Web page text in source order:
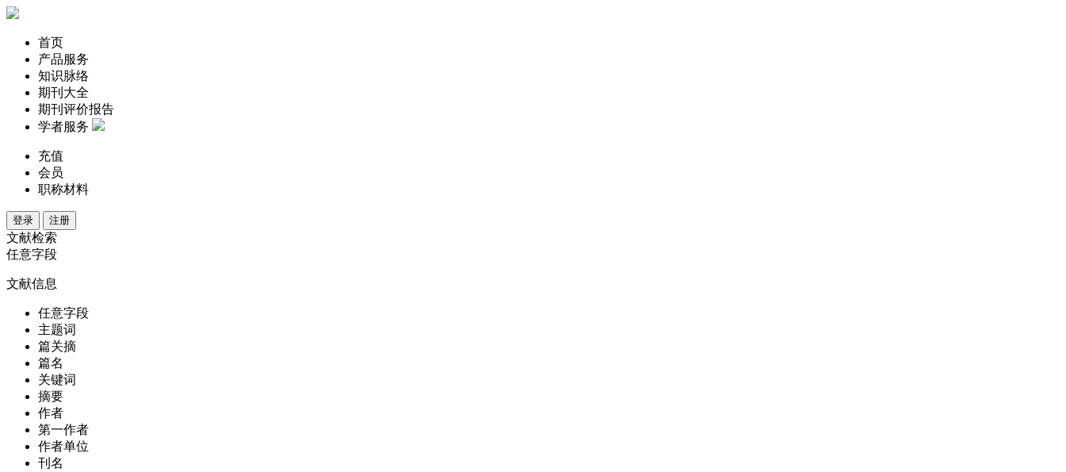
首页
产品服务
知识脉络
期刊大全
期刊评价报告
学者服务
充值
会员
职称材料
登录 注册
文献检索
任意字段
文献信息
任意字段
主题词
篇关摘
篇名
关键词
摘要
作者
第一作者
作者单位
刊名